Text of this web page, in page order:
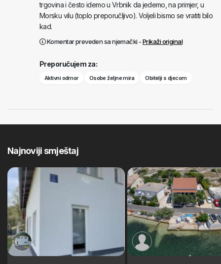
trgovina i često idemo u Vrbnik da jedemo, na primjer, u
Morsku vilu (toplo preporučljivo). Voljeli bismo se vratiti bilo
kad.
Komentar preveden sa njemački -Prikaži original
Preporučujem za:
Aktivni odmor Osobe željne mira Obitelji s djecom
Najnoviji smještaj